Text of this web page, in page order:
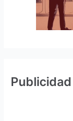
Publicidad